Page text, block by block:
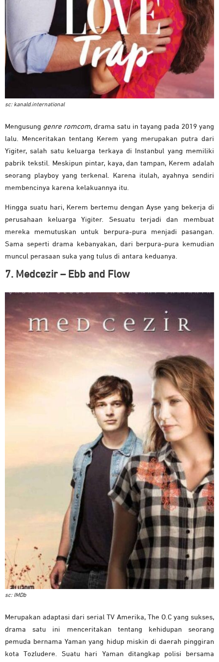
sc: kanald.international
Mengusung genre romcom, drama satu in tayang pada 2019 yang
lalu. Menceritakan tentang Kerem yang merupakan putra dari
Yigiter, salah satu keluarga terkaya di Instanbul yang memiliki
pabrik tekstil. Meskipun pintar, kaya, dan tampan, Kerem adalah
seorang playboy yang terkenal. Karena itulah, ayahnya sendiri
membencinya karena kelakuannya itu.
Hingga suatu hari, Kerem bertemu dengan Ayse yang bekerja di
perusahaan keluarga Yigiter. Sesuatu terjadi dan membuat
mereka memutuskan untuk berpura-pura menjadi pasangan.
Sama seperti drama kebanyakan, dari berpura-pura kemudian
muncul perasaan suka yang tulus di antara keduanya.
7. Medcezir – Ebb and Flow
sc: IMDb
Merupakan adaptasi dari serial TV Amerika, The O.C yang sukses,
drama satu ini menceritakan tentang kehidupan seorang
pemuda bernama Yaman yang hidup miskin di daerah pinggiran
kota Tozludere. Suatu hari Yaman ditangkap polisi bersama